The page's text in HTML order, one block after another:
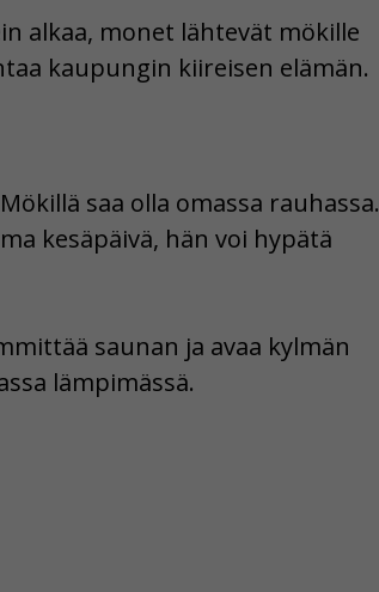
alkaa, monet lähtevät mökille
kaupungin kiireisen elämän.
saa olla omassa rauhassa.
kesäpäivä, hän voi hypätä
saunan ja avaa kylmän
lämpimässä.